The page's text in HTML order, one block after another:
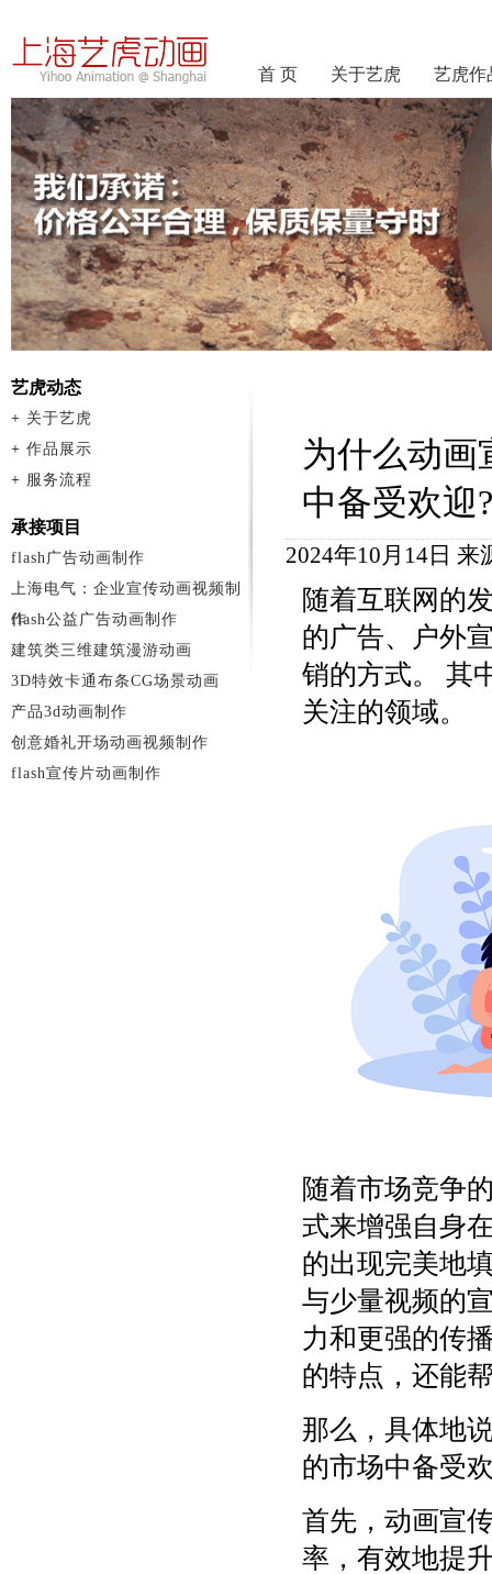
首 页 关于艺虎 艺虎作
为什么动画
中备受欢迎?
2024年10月14日 来
随着互联网的
的广告、户外
销的方式。 其
关注的领域。
随着市场竞争
式来增强自身
的出现完美地
与少量视频的
力和更强的传
的特点，还能
那么，具体地
的市场中备受
首先，动画宣
率，有效地提
艺虎动态
+ 关于艺虎
+ 作品展示
+ 服务流程
承接项目
flash广告动画制作
上海电气：企业宣传动画视频制
作
flash公益广告动画制作
建筑类三维建筑漫游动画
3D特效卡通布条CG场景动画
产品3d动画制作
创意婚礼开场动画视频制作
flash宣传片动画制作